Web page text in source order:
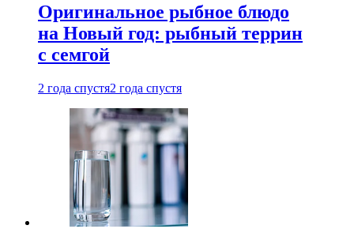
Оригинальное рыбное блюдо
на Новый год: рыбный террин
с семгой
2 года спустя2 года спустя